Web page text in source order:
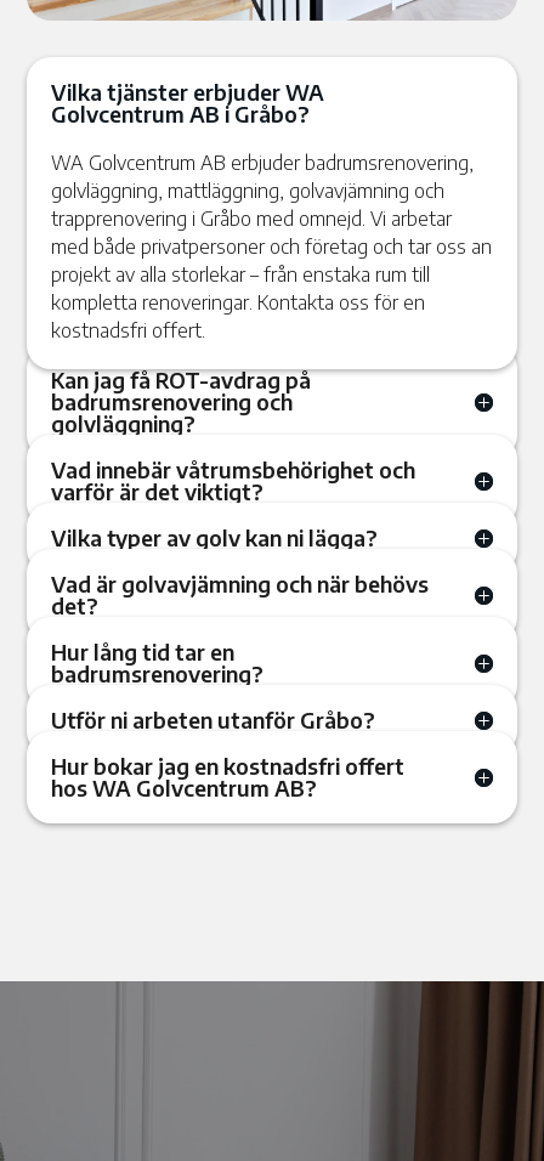
Vilka tjänster erbjuder WA
Golvcentrum AB i Gråbo?
WA Golvcentrum AB erbjuder badrumsrenovering,
golvläggning, mattläggning, golvavjämning och
trapprenovering i Gråbo med omnejd. Vi arbetar
med både privatpersoner och företag och tar oss an
projekt av alla storlekar – från enstaka rum till
kompletta renoveringar. Kontakta oss för en
kostnadsfri offert.
Kan jag få ROT-avdrag på
badrumsrenovering och
golvläggning?
Vad innebär våtrumsbehörighet och
varför är det viktigt?
Vilka typer av golv kan ni lägga?
Vad är golvavjämning och när behövs
det?
Hur lång tid tar en
badrumsrenovering?
Utför ni arbeten utanför Gråbo?
Hur bokar jag en kostnadsfri offert
hos WA Golvcentrum AB?